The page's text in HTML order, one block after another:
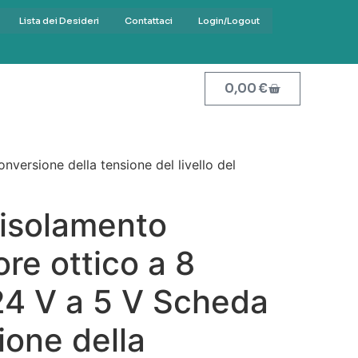
Lista dei Desideri Contattaci Login/Logout
0,00€
della tensione del livello del
ottico a 8
V a 5 V Scheda
della